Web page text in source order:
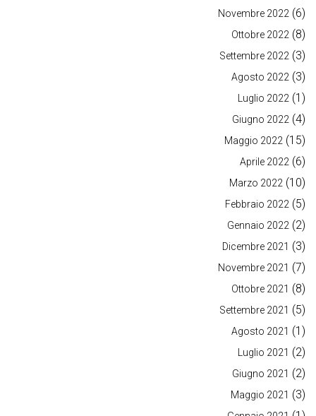
Novembre 2022 (6)
Ottobre 2022 (8)
Settembre 2022 (3)
Agosto 2022 (3)
Luglio 2022 (1)
Giugno 2022 (4)
Maggio 2022 (15)
Aprile 2022 (6)
Marzo 2022 (10)
Febbraio 2022 (5)
Gennaio 2022 (2)
Dicembre 2021 (3)
Novembre 2021 (7)
Ottobre 2021 (8)
Settembre 2021 (5)
Agosto 2021 (1)
Luglio 2021 (2)
Giugno 2021 (2)
Maggio 2021 (3)